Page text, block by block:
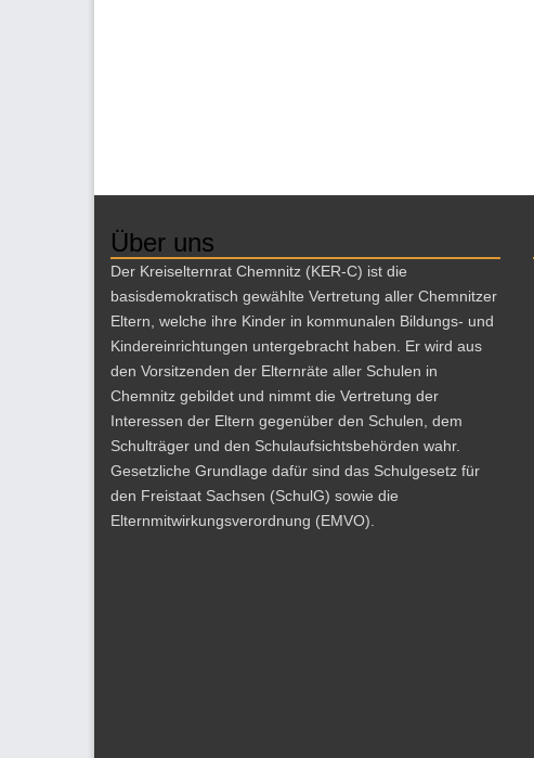
Über uns
Der Kreiselternrat Chemnitz (KER-C) ist die
basisdemokratisch gewählte Vertretung aller Chemnitzer
Eltern, welche ihre Kinder in kommunalen Bildungs- und
Kindereinrichtungen untergebracht haben. Er wird aus
den Vorsitzenden der Elternräte aller Schulen in
Chemnitz gebildet und nimmt die Vertretung der
Interessen der Eltern gegenüber den Schulen, dem
Schulträger und den Schulaufsichtsbehörden wahr.
Gesetzliche Grundlage dafür sind das Schulgesetz für
den Freistaat Sachsen (SchulG) sowie die
Elternmitwirkungsverordnung (EMVO).